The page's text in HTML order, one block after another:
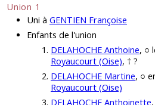
Union 1
Uni à GENTIEN Françoise
Enfants de l'union
DELAHOCHE Anthoine, ○
Royaucourt (Oise), † ?
DELAHOCHE Martine, ○
Royaucourt (Oise)
DELAHOCHE Anthoinette